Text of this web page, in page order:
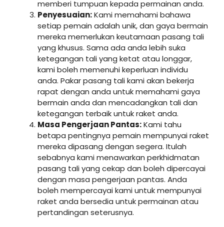
memberi tumpuan kepada permainan anda.
Penyesuaian:Kami memahami bahawa
setiap pemain adalah unik, dan gaya bermain
mereka memerlukan keutamaan pasang tali
yang khusus. Sama ada anda lebih suka
ketegangan tali yang ketat atau longgar,
kami boleh memenuhi keperluan individu
anda. Pakar pasang tali kami akan bekerja
rapat dengan anda untuk memahami gaya
bermain anda dan mencadangkan tali dan
ketegangan terbaik untuk raket anda.
Masa Pengerjaan Pantas:Kami tahu
betapa pentingnya pemain mempunyai raket
mereka dipasang dengan segera. Itulah
sebabnya kami menawarkan perkhidmatan
pasang tali yang cekap dan boleh dipercayai
dengan masa pengerjaan pantas. Anda
boleh mempercayai kami untuk mempunyai
raket anda bersedia untuk permainan atau
pertandingan seterusnya.